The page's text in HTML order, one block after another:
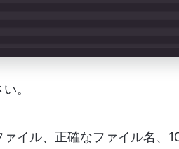
。
イル、正確なファイル名、